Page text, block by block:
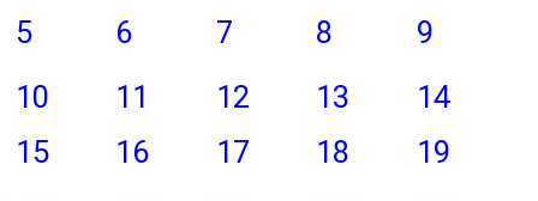
5
6 7 8
9
10
11 12 13
14
15
16 17 18
19